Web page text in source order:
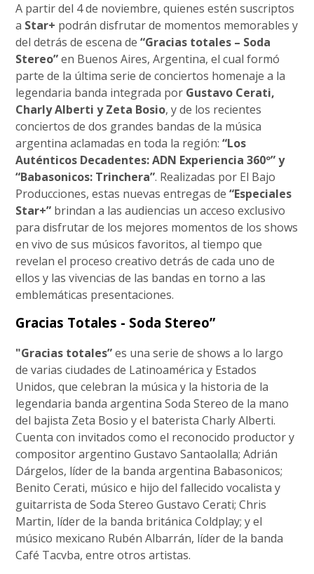
A partir del 4 de noviembre, quienes estén suscriptos
a Star+ podrán disfrutar de momentos memorables y
del detrás de escena de“Gracias totales – Soda
Stereo”en Buenos Aires, Argentina, el cual formó
parte de la última serie de conciertos homenaje a la
legendaria banda integrada por Gustavo Cerati,
Charly Alberti y Zeta Bosio, y de los recientes
conciertos de dos grandes bandas de la música
argentina aclamadas en toda la región:“Los
Auténticos Decadentes: ADN Experiencia 360º” y
“Babasonicos: Trinchera”. Realizadas por El Bajo
Producciones, estas nuevas entregas de“Especiales
Star+” brindan a las audiencias un acceso exclusivo
para disfrutar de los mejores momentos de los shows
en vivo de sus músicos favoritos, al tiempo que
revelan el proceso creativo detrás de cada uno de
ellos y las vivencias de las bandas en torno a las
emblemáticas presentaciones.
Gracias Totales - Soda Stereo”
"Gracias totales”es una serie de shows a lo largo
de varias ciudades de Latinoamérica y Estados
Unidos, que celebran la música y la historia de la
legendaria banda argentina Soda Stereo de la mano
del bajista Zeta Bosio y el baterista Charly Alberti.
Cuenta con invitados como el reconocido productor y
compositor argentino Gustavo Santaolalla; Adrián
Dárgelos, líder de la banda argentina Babasonicos;
Benito Cerati, músico e hijo del fallecido vocalista y
guitarrista de Soda Stereo Gustavo Cerati; Chris
Martin, líder de la banda británica Coldplay; y el
músico mexicano Rubén Albarrán, líder de la banda
Café Tacvba, entre otros artistas.